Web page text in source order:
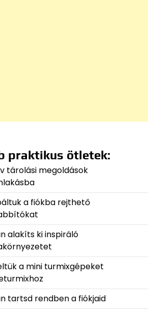
praktikus ötletek:
tárolási megoldások
a fiókba rejthető
alakíts ki inspiráló
a mini turmixgépeket
tartsd rendben a fiókjaid